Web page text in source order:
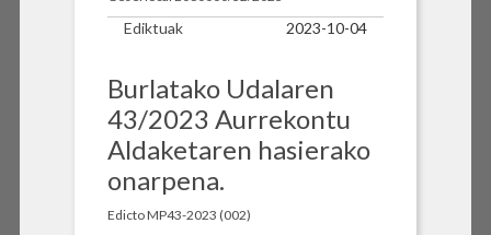
Ediktuak 2023-10-04
Burlatako Udalaren
43/2023 Aurrekontu
Aldaketaren hasierako
onarpena.
Edicto MP43-2023 (002)